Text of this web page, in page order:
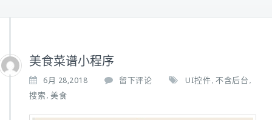
美食菜谱小程序
6月 28,2018 留下评论 UI控件, 不含后台 ,
搜索 , 美食